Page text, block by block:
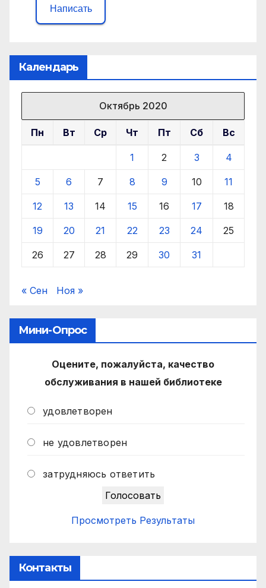
Написать
Календарь
Октябрь 2020
Пн Вт Ср Чт Пт Сб Вс
1 2 3 4
5 6 7 8 9 10 11
12 13 14 15 16 17 18
19 20 21 22 23 24 25
26 27 28 29 30 31
« Сен Ноя »
Мини-Опрос
Оцените, пожалуйста, качество
обслуживания в нашей библиотеке
удовлетворен
не удовлетворен
затрудняюсь ответить
Просмотреть Результаты
Контакты